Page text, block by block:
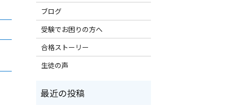
ブログ
受験でお困りの方へ
合格ストーリー
生徒の声